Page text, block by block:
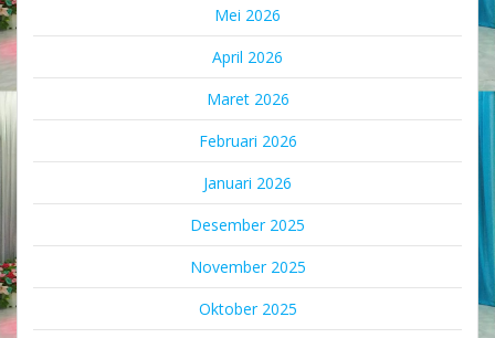
Mei 2026
April 2026
Maret 2026
Februari 2026
Januari 2026
Desember 2025
November 2025
Oktober 2025